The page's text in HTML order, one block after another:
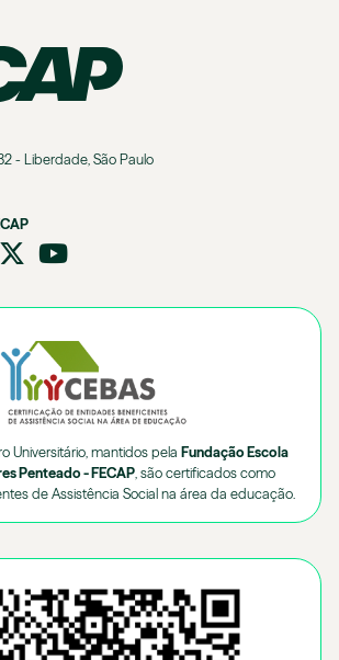
- Liberdade, São Paulo
Universitário, mantidos pela Fundação Escola
Penteado - FECAP , são certificados como
de Assistência Social na área da educação.